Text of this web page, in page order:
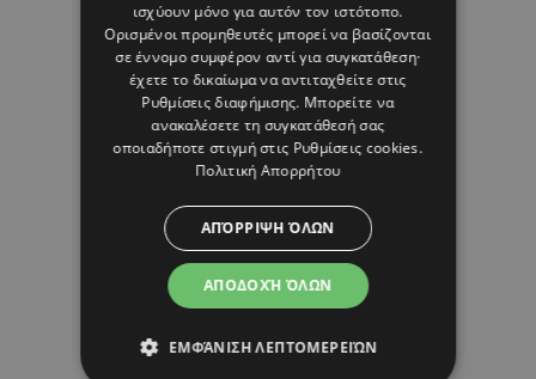
ισχύουν μόνο για αυτόν τον ιστότοπο.
Ορισμένοι προμηθευτές μπορεί να βασίζονται
σε έννομο συμφέρον αντί για συγκατάθεση·
έχετε το δικαίωμα να αντιταχθείτε στις
Ρυθμίσεις διαφήμισης. Μπορείτε να
ανακαλέσετε τη συγκατάθεσή σας
οποιαδήποτε στιγμή στις Ρυθμίσεις cookies.
Πολιτική Απορρήτου
ΑΠΟΔΟΧΉ ΌΛΩΝ
ΑΠΌΡΡΙΨΗ ΌΛΩΝ
ΕΜΦΆΝΙΣΗ ΛΕΠΤΟΜΕΡΕΙΏΝ